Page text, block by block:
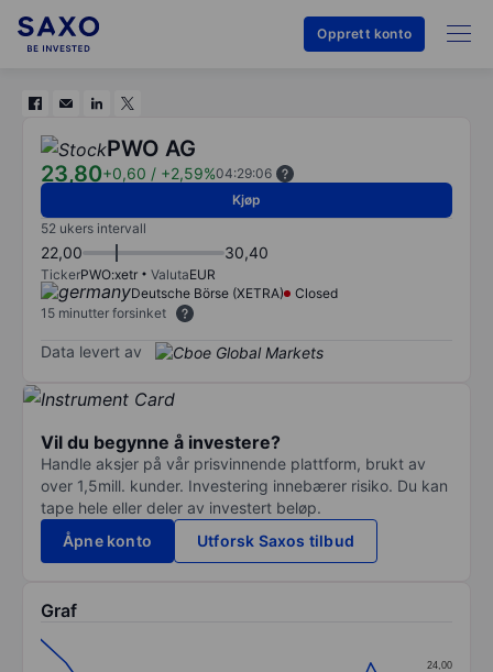
Opprett konto
PWO AG
23,80+0,60 / +2,59%04:29:06
Kjøp
52 ukers intervall
22,00 30,40
TickerPWO:xetr ValutaEUR
Deutsche Börse (XETRA)
Closed
15 minutter forsinket
Data levert av
Vil du begynne å investere?
Handle aksjer på vår prisvinnende plattform, brukt av
over 1,5mill. kunder. Investering innebærer risiko. Du kan
tape hele eller deler av investert beløp.
Åpne konto
Utforsk Saxos tilbud
Graf
24,00